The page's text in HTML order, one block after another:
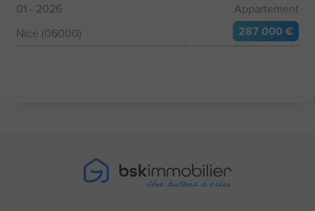
01 - 2026
Appartement
Nice (06000)
287 000 €